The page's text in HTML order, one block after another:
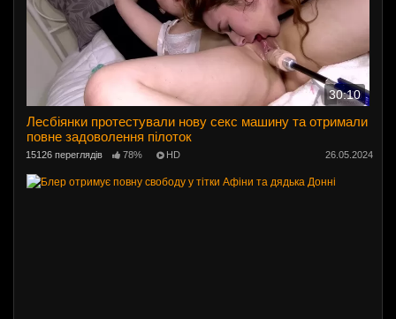
30:10
Лесбіянки протестували нову секс машину та отримали
повне задоволення пілоток
15126 переглядів 78% HD 26.05.2024